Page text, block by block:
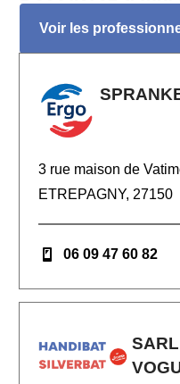
Voir les
3 rue maison de
ETREPAGNY, 27150
06 09 47 60 82